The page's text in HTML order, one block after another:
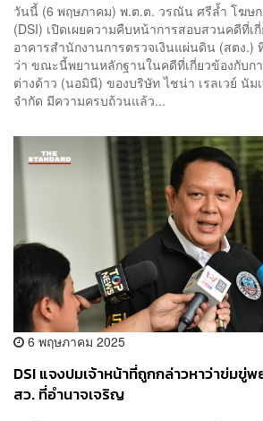
วันนี้ (6 พฤษภาคม) พ.ต.ต. วรณัน ศรีล้ำ โฆษ
(DSI) เปิดเผยความคืบหน้าการสอบสวนคดีที่เ
อาคารสำนักงานการตรวจเงินแผ่นดิน (สตง.)
ว่า ขณะนี้พยานหลักฐานในคดีที่เกี่ยวข้องกับก
ต่างด้าว (นอมินี) ของบริษัท ไชน่า เรลเวย์ นัม
จำกัด มีความครบถ้วนแล้ว...
6 พฤษภาคม 2025
DSI แจงปมเจ้าหน้าที่ถูกกล่าวหาว่าข่มขู่
สว. ที่อำนาจเจริญ